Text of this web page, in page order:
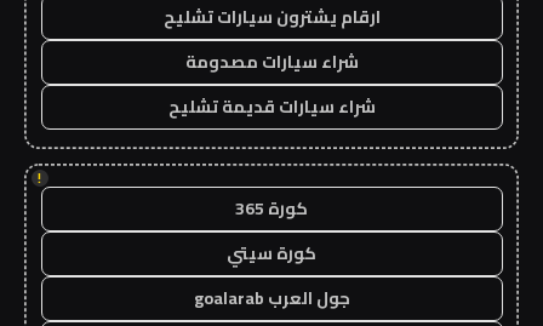
ارقام يشترون سيارات تشليح
شراء سيارات مصدومة
شراء سيارات قديمة تشليح
!
كورة 365
كورة سيتي
جول العرب goalarab